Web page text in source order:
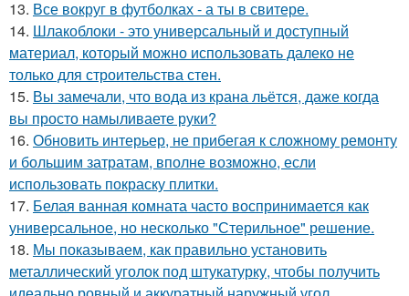
13. Все вокруг в футболках - а ты в свитере.
14. Шлакоблоки - это универсальный и доступный
материал, который можно использовать далеко не
только для строительства стен.
15. Вы замечали, что вода из крана льётся, даже когда
вы просто намыливаете руки?
16. Обновить интерьер, не прибегая к сложному ремонту
и большим затратам, вполне возможно, если
использовать покраску плитки.
17. Белая ванная комната часто воспринимается как
универсальное, но несколько "Стерильное" решение.
18. Мы показываем, как правильно установить
металлический уголок под штукатурку, чтобы получить